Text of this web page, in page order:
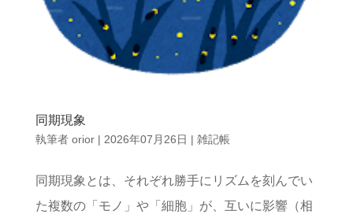
同期現象
執筆者 orior| 2026年07月26日 | 雑記帳
同期現象とは、それぞれ勝手にリズムを刻んでい
た複数の「モノ」や「細胞」が、互いに影響（相